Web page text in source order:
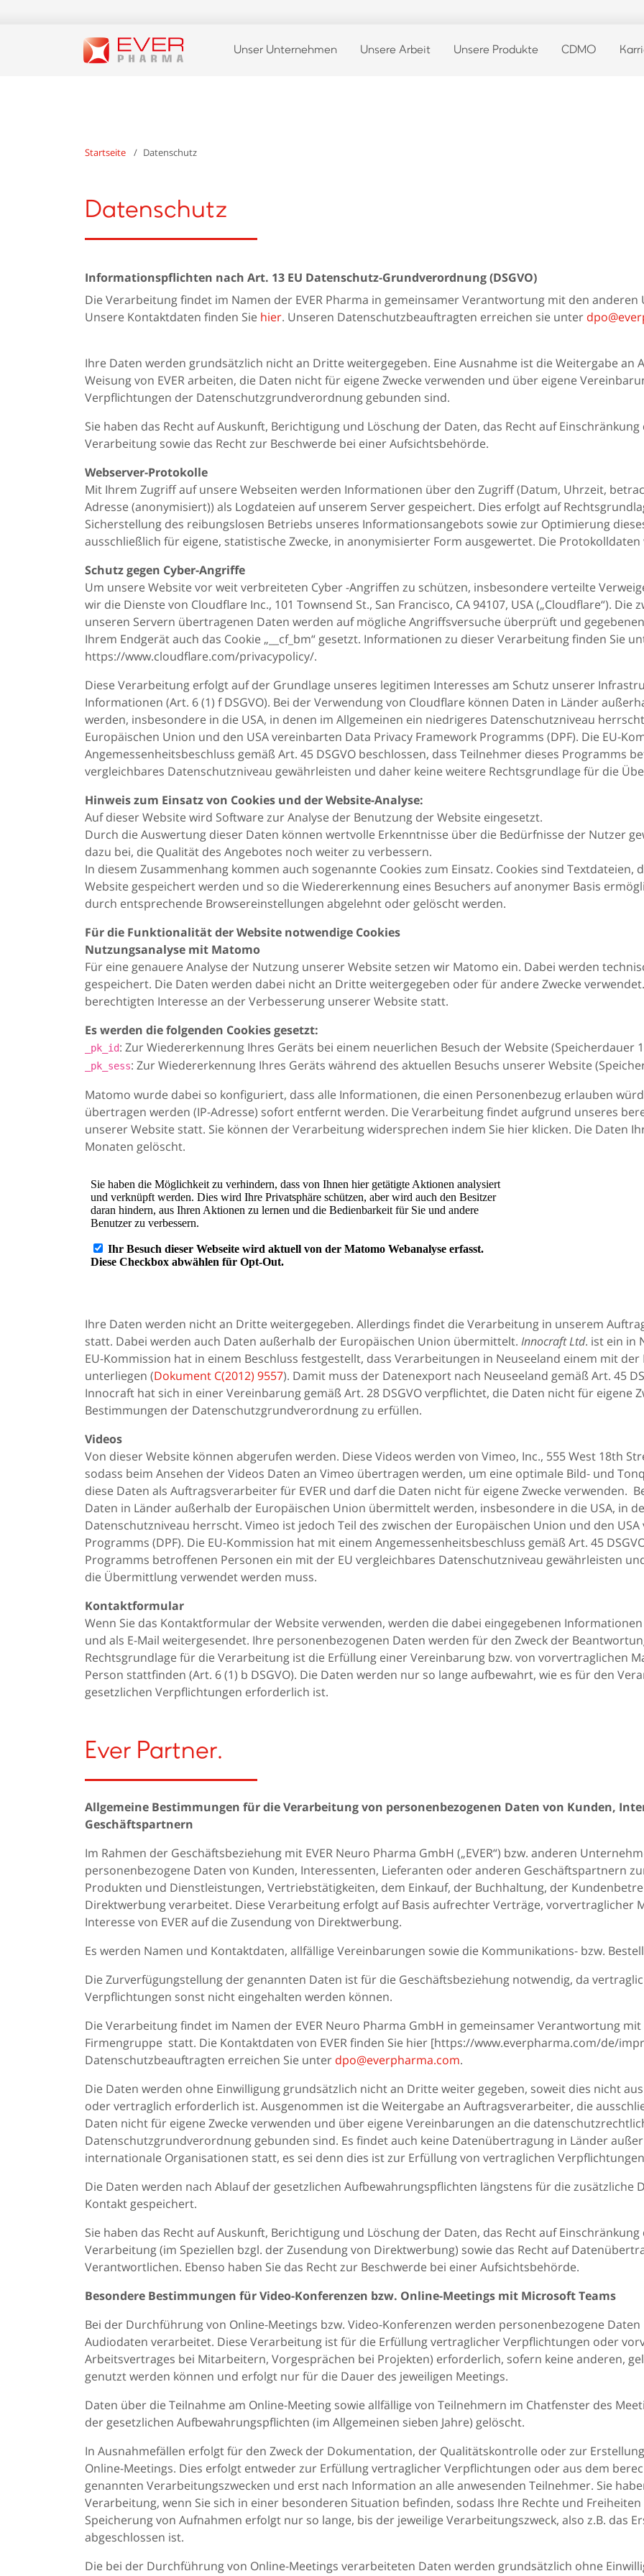
Unser Unternehmen Unsere Arbeit Unsere Produkte CDMO
Startseite Datenschutz
Datenschutz
Informationspflichten nach Art. 13 EU Datenschutz-Grundverordnung (DSGVO)
Die Verarbeitung findet im Namen der EVER Pharma in gemeinsamer Verantwortung mit den
Unsere Kontaktdaten finden Sie hier. Unseren Datenschutzbeauftragten erreichen sie unter
Ihre Daten werden grundsätzlich nicht an Dritte weitergegeben. Eine Ausnahme ist die Weitergabe an
Weisung von EVER arbeiten, die Daten nicht für eigene Zwecke verwenden und über eigene
Verpflichtungen der Datenschutzgrundverordnung gebunden sind.
Sie haben das Recht auf Auskunft, Berichtigung und Löschung der Daten, das Recht auf
Verarbeitung sowie das Recht zur Beschwerde bei einer Aufsichtsbehörde.
Webserver-Protokolle
Mit Ihrem Zugriff auf unsere Webseiten werden Informationen über den Zugriff (Datum, Uhrzeit,
Adresse (anonymisiert)) als Logdateien auf unserem Server gespeichert. Dies erfolgt auf
Sicherstellung des reibungslosen Betriebs unseres Informationsangebots sowie zur Optimierung
ausschließlich für eigene, statistische Zwecke, in anonymisierter Form ausgewertet. Die
Schutz gegen Cyber-Angriffe
Um unsere Website vor weit verbreiteten Cyber -Angriffen zu schützen, insbesondere verteilte
wir die Dienste von Cloudflare Inc., 101 Townsend St., San Francisco, CA 94107, USA („Cloudflare“).
unseren Servern übertragenen Daten werden auf mögliche Angriffsversuche überprüft und
Ihrem Endgerät auch das Cookie „__cf_bm“ gesetzt. Informationen zu dieser Verarbeitung finden Sie
https://www.cloudflare.com/privacypolicy/.
Diese Verarbeitung erfolgt auf der Grundlage unseres legitimen Interesses am Schutz unserer
Informationen (Art. 6 (1) f DSGVO). Bei der Verwendung von Cloudflare können Daten in Länder
werden, insbesondere in die USA, in denen im Allgemeinen ein niedrigeres Datenschutzniveau
Europäischen Union und den USA vereinbarten Data Privacy Framework Programms (DPF). Die EU-
Angemessenheitsbeschluss gemäß Art. 45 DSGVO beschlossen, dass Teilnehmer dieses Programms
vergleichbares Datenschutzniveau gewährleisten und daher keine weitere Rechtsgrundlage für die
Hinweis zum Einsatz von Cookies und der Website-Analyse:
Auf dieser Website wird Software zur Analyse der Benutzung der Website eingesetzt.
Durch die Auswertung dieser Daten können wertvolle Erkenntnisse über die Bedürfnisse der Nutzer
dazu bei, die Qualität des Angebotes noch weiter zu verbessern.
In diesem Zusammenhang kommen auch sogenannte Cookies zum Einsatz. Cookies sind Textdateien,
Website gespeichert werden und so die Wiedererkennung eines Besuchers auf anonymer Basis
durch entsprechende Browsereinstellungen abgelehnt oder gelöscht werden.
Für die Funktionalität der Website notwendige Cookies
Nutzungsanalyse mit Matomo
Für eine genauere Analyse der Nutzung unserer Website setzen wir Matomo ein. Dabei werden
gespeichert. Die Daten werden dabei nicht an Dritte weitergegeben oder für andere Zwecke
berechtigten Interesse an der Verbesserung unserer Website statt.
Es werden die folgenden Cookies gesetzt:
_pk_id: Zur Wiedererkennung Ihres Geräts bei einem neuerlichen Besuch der Website (Speicherdauer
_pk_sess: Zur Wiedererkennung Ihres Geräts während des aktuellen Besuchs unserer Website
Matomo wurde dabei so konfiguriert, dass alle Informationen, die einen Personenbezug erlauben
übertragen werden (IP-Adresse) sofort entfernt werden. Die Verarbeitung findet aufgrund unseres
unserer Website statt. Sie können der Verarbeitung widersprechen indem Sie hier klicken. Die Daten
Monaten gelöscht.
Ihre Daten werden nicht an Dritte weitergegeben. Allerdings findet die Verarbeitung in unserem
statt. Dabei werden auch Daten außerhalb der Europäischen Union übermittelt. Innocraft Ltd. ist ein in
EU-Kommission hat in einem Beschluss festgestellt, dass Verarbeitungen in Neuseeland einem mit
unterliegen (Dokument C(2012) 9557). Damit muss der Datenexport nach Neuseeland gemäß Art. 45
Innocraft hat sich in einer Vereinbarung gemäß Art. 28 DSGVO verpflichtet, die Daten nicht für eigene
Bestimmungen der Datenschutzgrundverordnung zu erfüllen.
Videos
Von dieser Website können abgerufen werden. Diese Videos werden von Vimeo, Inc., 555 West 18th
sodass beim Ansehen der Videos Daten an Vimeo übertragen werden, um eine optimale Bild- und
diese Daten als Auftragsverarbeiter für EVER und darf die Daten nicht für eigene Zwecke verwenden.
Daten in Länder außerhalb der Europäischen Union übermittelt werden, insbesondere in die USA, in
Datenschutzniveau herrscht. Vimeo ist jedoch Teil des zwischen der Europäischen Union und den
Programms (DPF). Die EU-Kommission hat mit einem Angemessenheitsbeschluss gemäß Art. 45
Programms betroffenen Personen ein mit der EU vergleichbares Datenschutzniveau gewährleisten
die Übermittlung verwendet werden muss.
Kontaktformular
Wenn Sie das Kontaktformular der Website verwenden, werden die dabei eingegebenen
und als E-Mail weitergesendet. Ihre personenbezogenen Daten werden für den Zweck der
Rechtsgrundlage für die Verarbeitung ist die Erfüllung einer Vereinbarung bzw. von vorvertraglichen
Person stattfinden (Art. 6 (1) b DSGVO). Die Daten werden nur so lange aufbewahrt, wie es für den
gesetzlichen Verpflichtungen erforderlich ist.
Ever Partner.
Allgemeine Bestimmungen für die Verarbeitung von personenbezogenen Daten von Kunden,
Geschäftspartnern
Im Rahmen der Geschäftsbeziehung mit EVER Neuro Pharma GmbH („EVER“) bzw. anderen
personenbezogene Daten von Kunden, Interessenten, Lieferanten oder anderen Geschäftspartnern
Produkten und Dienstleistungen, Vertriebstätigkeiten, dem Einkauf, der Buchhaltung, der
Direktwerbung verarbeitet. Diese Verarbeitung erfolgt auf Basis aufrechter Verträge, vorvertraglicher
Interesse von EVER auf die Zusendung von Direktwerbung.
Es werden Namen und Kontaktdaten, allfällige Vereinbarungen sowie die Kommunikations- bzw.
Die Zurverfügungstellung der genannten Daten ist für die Geschäftsbeziehung notwendig, da
Verpflichtungen sonst nicht eingehalten werden können.
Die Verarbeitung findet im Namen der EVER Neuro Pharma GmbH in gemeinsamer Verantwortung
Firmengruppe statt. Die Kontaktdaten von EVER finden Sie hier [https://www.everpharma.com/de/
Datenschutzbeauftragten erreichen Sie unter dpo@everpharma.com.
Die Daten werden ohne Einwilligung grundsätzlich nicht an Dritte weiter gegeben, soweit dies nicht
oder vertraglich erforderlich ist. Ausgenommen ist die Weitergabe an Auftragsverarbeiter, die
Daten nicht für eigene Zwecke verwenden und über eigene Vereinbarungen an die
Datenschutzgrundverordnung gebunden sind. Es findet auch keine Datenübertragung in Länder
internationale Organisationen statt, es sei denn dies ist zur Erfüllung von vertraglichen
Die Daten werden nach Ablauf der gesetzlichen Aufbewahrungspflichten längstens für die zusätzliche
Kontakt gespeichert.
Sie haben das Recht auf Auskunft, Berichtigung und Löschung der Daten, das Recht auf
Verarbeitung (im Speziellen bzgl. der Zusendung von Direktwerbung) sowie das Recht auf
Verantwortlichen. Ebenso haben Sie das Recht zur Beschwerde bei einer Aufsichtsbehörde.
Besondere Bestimmungen für Video-Konferenzen bzw. Online-Meetings mit Microsoft Teams
Bei der Durchführung von Online-Meetings bzw. Video-Konferenzen werden personenbezogene
Audiodaten verarbeitet. Diese Verarbeitung ist für die Erfüllung vertraglicher Verpflichtungen oder
Arbeitsvertrages bei Mitarbeitern, Vorgesprächen bei Projekten) erforderlich, sofern keine anderen,
genutzt werden können und erfolgt nur für die Dauer des jeweiligen Meetings.
Daten über die Teilnahme am Online-Meeting sowie allfällige von Teilnehmern im Chatfenster des
der gesetzlichen Aufbewahrungspflichten (im Allgemeinen sieben Jahre) gelöscht.
In Ausnahmefällen erfolgt für den Zweck der Dokumentation, der Qualitätskontrolle oder zur
Online-Meetings. Dies erfolgt entweder zur Erfüllung vertraglicher Verpflichtungen oder aus dem
genannten Verarbeitungszwecken und erst nach Information an alle anwesenden Teilnehmer. Sie
Verarbeitung, wenn Sie sich in einer besonderen Situation befinden, sodass Ihre Rechte und
Speicherung von Aufnahmen erfolgt nur so lange, bis der jeweilige Verarbeitungszweck, also z.B. das
abgeschlossen ist.
Die bei der Durchführung von Online-Meetings verarbeiteten Daten werden grundsätzlich ohne